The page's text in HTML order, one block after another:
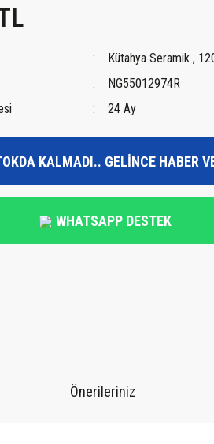
Kütahya Seramik ,
NG55012974R
24 Ay
KALMADI.. GELİNCE HABER
WHATSAPP DESTEK
Önerileriniz